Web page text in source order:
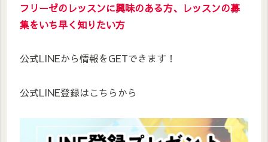
フリーゼのレッスンに興味のある方、レッスンの募
集をいち早く知りたい方
公式LINEから情報をGETできます！
公式LINE登録はこちらから